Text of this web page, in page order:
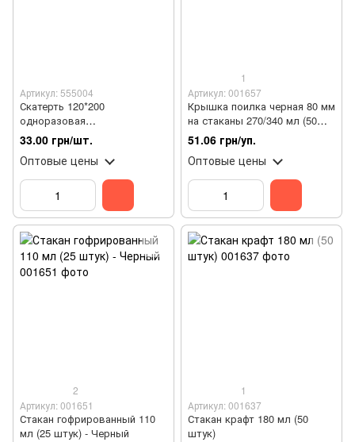
Артикул: 555004
Скатерть 120*200
одноразовая
полиэтиленовая
33.00 грн/шт.
Оптовые цены
1
Артикул: 001657
Крышка поилка черная 80 мм
на стаканы 270/340 мл (50
штук)
51.06 грн/уп.
Оптовые цены
2
Артикул: 001651
Стакан гофрированный 110
мл (25 штук) - Черный
1
Артикул: 001637
Стакан крафт 180 мл (50
штук)